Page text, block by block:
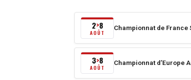
2
août
2026
2>8
AOÛT
Championnat de
3>8
AOÛT
Championnat d’Europe